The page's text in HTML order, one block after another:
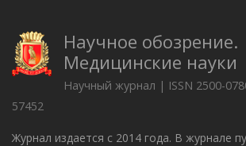
Научное обозрение.
Медицинские науки
Научный журнал | ISSN 2500-
57452
Журнал издается с 2014 года. В журнале